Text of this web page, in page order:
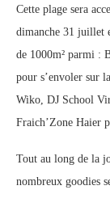
Cette plage sera
dimanche 31 juillet
de 1000m² parmi :
pour s’envoler sur
Wiko, DJ School
Fraich’Zone Haier
Tout au long de la
nombreux goodies